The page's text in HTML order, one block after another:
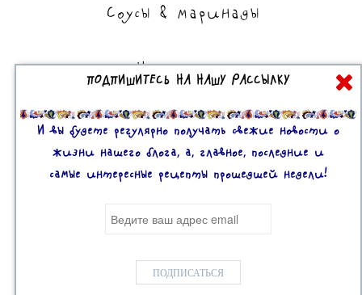
Соусы & маринады
На сладкое
Торты, пирожные, выпечка
Десерты
Mobile version:Enabled
ПОДПИШИТЕСЬ НА НАШУ РАССЫЛКУ
И вы будете регулярно получать свежие новости о
жизни нашего блога, а, главное, последние и
самые интересные рецепты прошедшей недели!